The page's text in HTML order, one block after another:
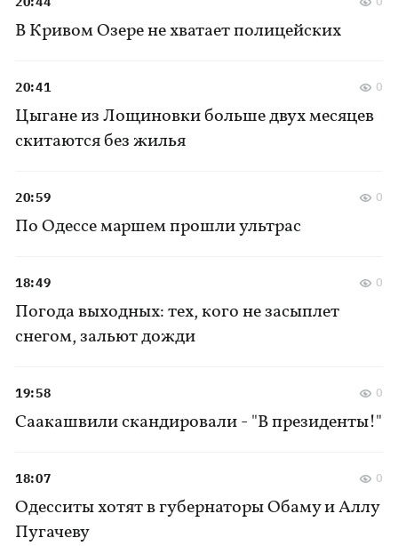
В Кривом Озере не хватает полицейских
Цыгане из Лощиновки больше двух месяцев
скитаются без жилья
20:41 0
По Одессе маршем прошли ультрас
20:59 0
Погода выходных: тех, кого не засыплет
снегом, зальют дожди
18:49 0
Саакашвили скандировали - "В президенты!"
19:58 0
Одесситы хотят в губернаторы Обаму и Аллу
Пугачеву
18:07 0